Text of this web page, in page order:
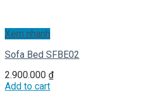
Xem nhanh
Sofa Bed SFBE02
2.900.000 ₫
Add to cart